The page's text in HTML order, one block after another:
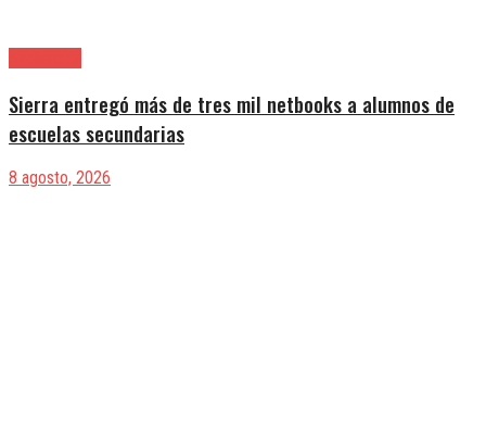
Sierra entregó más de tres mil netbooks a alumnos de
escuelas secundarias
8 agosto, 2026